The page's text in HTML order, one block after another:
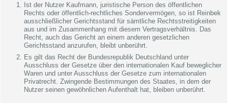
Ist der Nutzer Kaufmann, juristische Person des öffentlichen
Rechts oder öffentlich-rechtliches Sondervermögen, so ist Reinbek
ausschließlicher Gerichtsstand für sämtliche Rechtsstreitigkeiten
aus und im Zusammenhang mit diesem Vertragsverhältnis. Das
Recht, auch das Gericht an einem anderen gesetzlichen
Gerichtsstand anzurufen, bleibt unberührt.
Es gilt das Recht der Bundesrepublik Deutschland unter
Ausschluss der Gesetze über den internationalen Kauf beweglicher
Waren und unter Ausschluss der Gesetze zum internationalen
Privatrecht. Zwingende Bestimmungen des Staates, in dem der
Nutzer seinen gewöhnlichen Aufenthalt hat, bleiben unberührt.